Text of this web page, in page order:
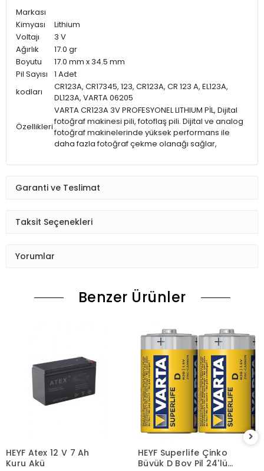
Markası
Kimyası
Lithium
Voltajı
3 V
Ağırlık
17.0 gr
Boyutu
17.0 mm x 34.5 mm
Pil Sayısı
1 Adet
kodları
CR123A, CR17345, 123, CR123A, CR 123 A, EL123A,
DL123A, VARTA 06205
Özellikleri
VARTA CR123A 3V PROFESYONEL LITHIUM PİL, Dijital
fotoğraf makinesi pili, fotoflaş pili. Dijital ve analog
fotoğraf makinelerinde yüksek performans ile
daha fazla fotoğraf çekme olanağı sağlar,
Garanti ve Teslimat
Taksit Seçenekleri
Yorumlar
Benzer Ürünler
HEYF Atex 12 V 7 Ah
Kuru Akü
HEYF Superlife Çinko
Büyük D Boy Pil 24'lü